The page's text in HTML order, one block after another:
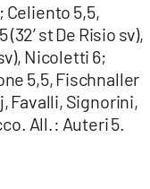
Celiento 5,5,
st De Risio sv),
Nicoletti 6;
5,5, Fischnaller
Favalli, Signorini,
All.: Auteri 5.